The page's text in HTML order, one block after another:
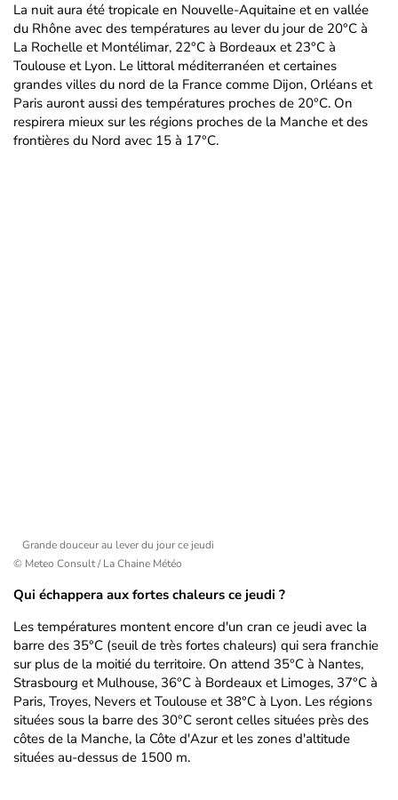
La nuit aura été tropicale en Nouvelle-Aquitaine et en vallée
du Rhône avec des températures au lever du jour de 20°C à
La Rochelle et Montélimar, 22°C à Bordeaux et 23°C à
Toulouse et Lyon. Le littoral méditerranéen et certaines
grandes villes du nord de la France comme Dijon, Orléans et
Paris auront aussi des températures proches de 20°C. On
respirera mieux sur les régions proches de la Manche et des
frontières du Nord avec 15 à 17°C.
Grande douceur au lever du jour ce jeudi
© Meteo Consult / La Chaine Météo
Qui échappera aux fortes chaleurs ce jeudi ?
Les températures montent encore d'un cran ce jeudi avec la
barre des 35°C (seuil de très fortes chaleurs) qui sera franchie
sur plus de la moitié du territoire. On attend 35°C à Nantes,
Strasbourg et Mulhouse, 36°C à Bordeaux et Limoges, 37°C à
Paris, Troyes, Nevers et Toulouse et 38°C à Lyon. Les régions
situées sous la barre des 30°C seront celles situées près des
côtes de la Manche, la Côte d'Azur et les zones d'altitude
situées au-dessus de 1500 m.